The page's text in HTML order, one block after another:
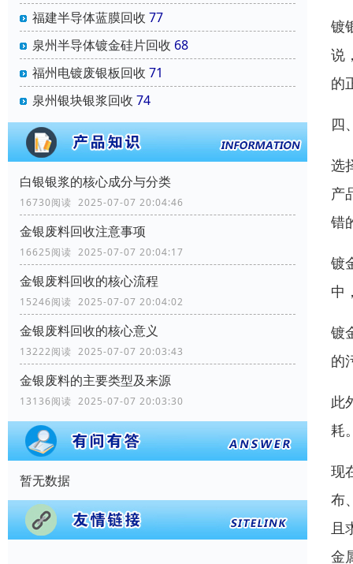
福建半导体蓝膜回收 77
泉州半导体镀金硅片回收 68
福州电镀废银板回收 71
泉州银块银浆回收 74
白银银浆的核心成分与分类
16730阅读 2025-07-07 20:04:46
金银废料回收注意事项
16625阅读 2025-07-07 20:04:17
金银废料回收的核心流程
15246阅读 2025-07-07 20:04:02
金银废料回收的核心意义
13222阅读 2025-07-07 20:03:43
金银废料的主要类型及来源
13136阅读 2025-07-07 20:03:30
暂无数据
镀
说
的
四
选
产
错
镀
中
镀
的
此
耗
现
布
且
金